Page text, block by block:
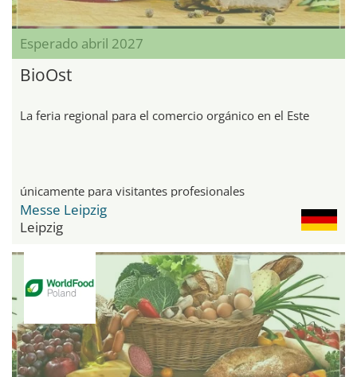
Esperado abril 2027
BioOst
La feria regional para el comercio orgánico en el Este
únicamente para visitantes profesionales
Messe Leipzig
Leipzig